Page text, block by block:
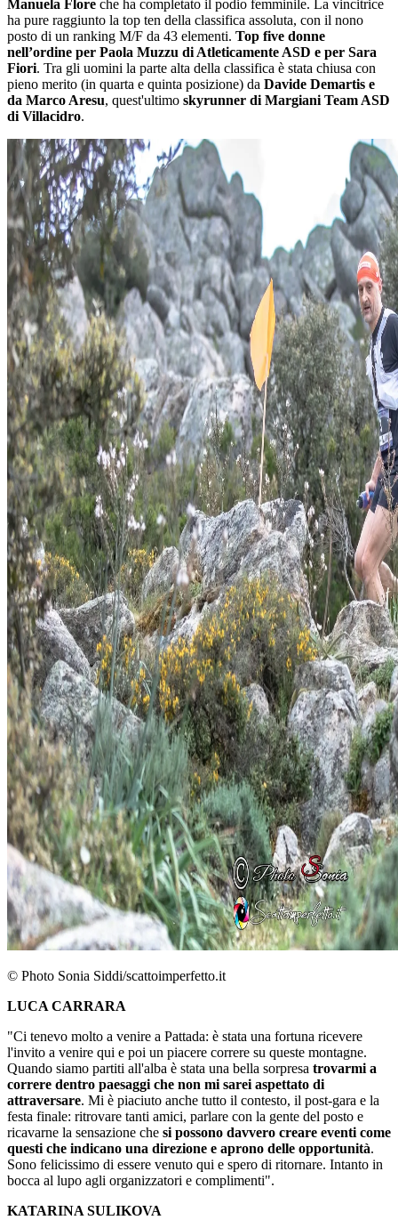
Manuela Flore che ha completato il podio femminile. La vincitrice
ha pure raggiunto la top ten della classifica assoluta, con il nono
posto di un ranking M/F da 43 elementi. Top five donne
nell’ordine per Paola Muzzu di Atleticamente ASD e per Sara
Fiori. Tra gli uomini la parte alta della classifica è stata chiusa con
pieno merito (in quarta e quinta posizione) da Davide Demartis e
da Marco Aresu, quest'ultimo skyrunner di Margiani Team ASD
di Villacidro.
© Photo Sonia Siddi/scattoimperfetto.it
LUCA CARRARA
"Ci tenevo molto a venire a Pattada: è stata una fortuna ricevere
l'invito a venire qui e poi un piacere correre su queste montagne.
Quando siamo partiti all'alba è stata una bella sorpresa trovarmi a
correre dentro paesaggi che non mi sarei aspettato di
attraversare. Mi è piaciuto anche tutto il contesto, il post-gara e la
festa finale: ritrovare tanti amici, parlare con la gente del posto e
ricavarne la sensazione che si possono davvero creare eventi come
questi che indicano una direzione e aprono delle opportunità.
Sono felicissimo di essere venuto qui e spero di ritornare. Intanto in
bocca al lupo agli organizzatori e complimenti".
KATARINA SULIKOVA